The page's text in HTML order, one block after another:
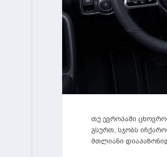
თუ ევროპაში
გსურთ, სჯობს
მთლიანი